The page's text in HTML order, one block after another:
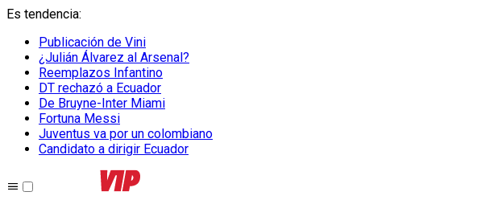
Es tendencia:
Publicación de Vini
¿Julián Álvarez al Arsenal?
Reemplazos Infantino
DT rechazó a Ecuador
De Bruyne-Inter Miami
Fortuna Messi
Juventus va por un colombiano
Candidato a dirigir Ecuador